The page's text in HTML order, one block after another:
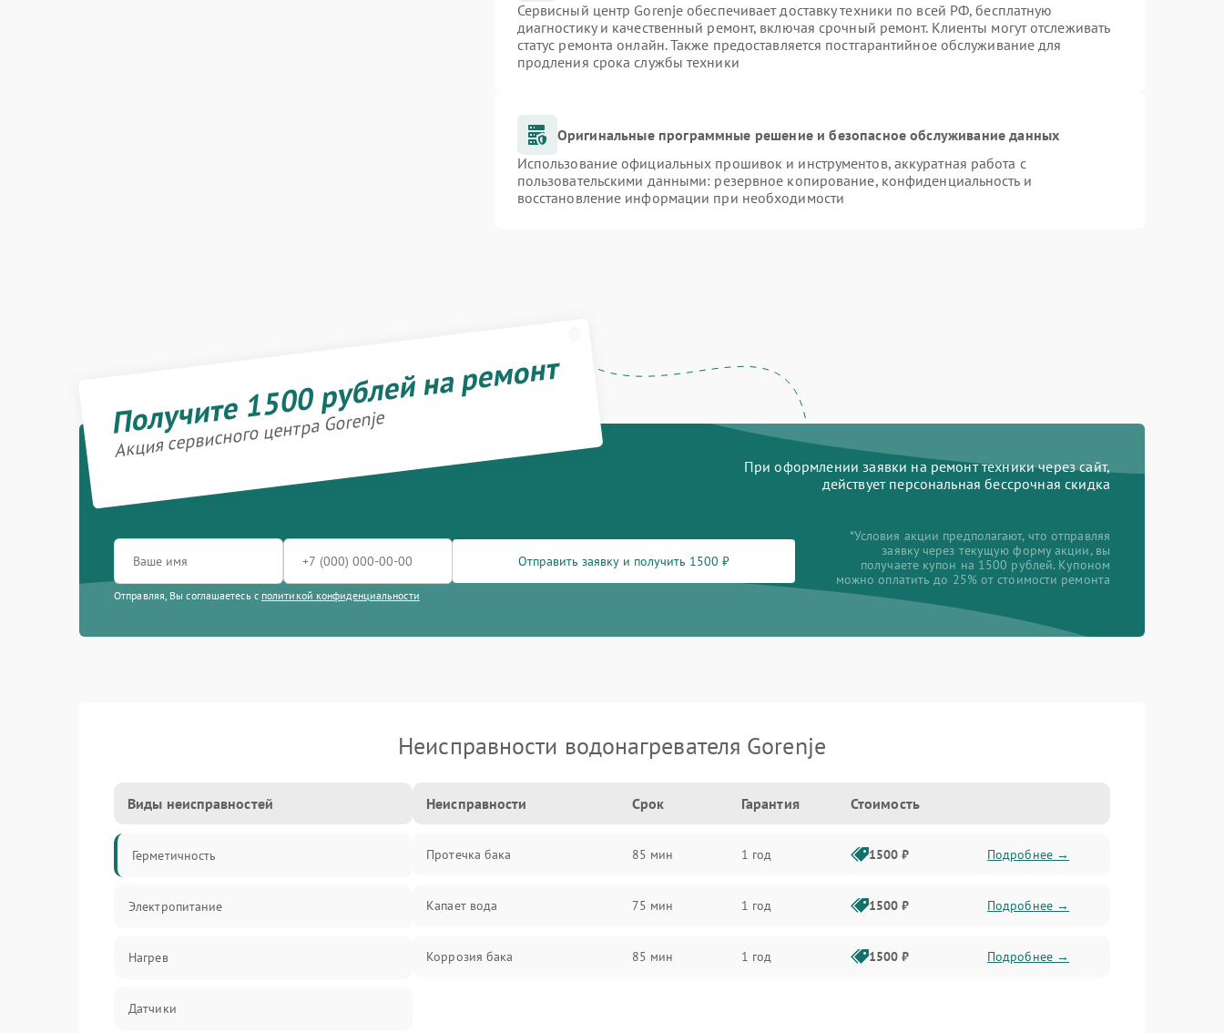
Сервисный центр Gorenje обеспечивает доставку техники по всей РФ, бесплатную
диагностику и качественный ремонт, включая срочный ремонт. Клиенты могут отслеживать
статус ремонта онлайн. Также предоставляется постгарантийное обслуживание для
продления срока службы техники
Оригинальные программные решение и безопасное обслуживание данных
Использование официальных прошивок и инструментов, аккуратная работа с
пользовательскими данными: резервное копирование, конфиденциальность и
восстановление информации при необходимости
Получите 1500 рублей на ремонт
Акция сервисного центра Gorenje
При оформлении заявки на ремонт техники через сайт,
действует персональная бессрочная скидка
Отправить заявку и получить 1500 ₽
Отправляя, Вы соглашаетесь с политикой конфиденциальности
*Условия акции предполагают, что отправляя
заявку через текущую форму акции, вы
получаете купон на 1500 рублей. Купоном
можно оплатить до 25% от стоимости ремонта
Неисправности водонагревателя Gorenje
Виды неисправностей
Герметичность
Электропитание
Нагрев
Датчики
Неисправности Срок Гарантия Стоимость
Протечка бака 85 мин 1 год 1500 ₽ Подробнее →
Капает вода 75 мин 1 год 1500 ₽ Подробнее →
Коррозия бака 85 мин 1 год 1500 ₽ Подробнее →